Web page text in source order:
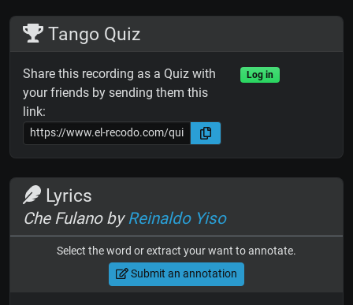
Tango Quiz
Share this recording as a Quiz with
your friends by sending them this
link:
Log in
Lyrics
Che Fulano byReinaldo Yiso
Select the word or extract your want to annotate.
Submit an annotation